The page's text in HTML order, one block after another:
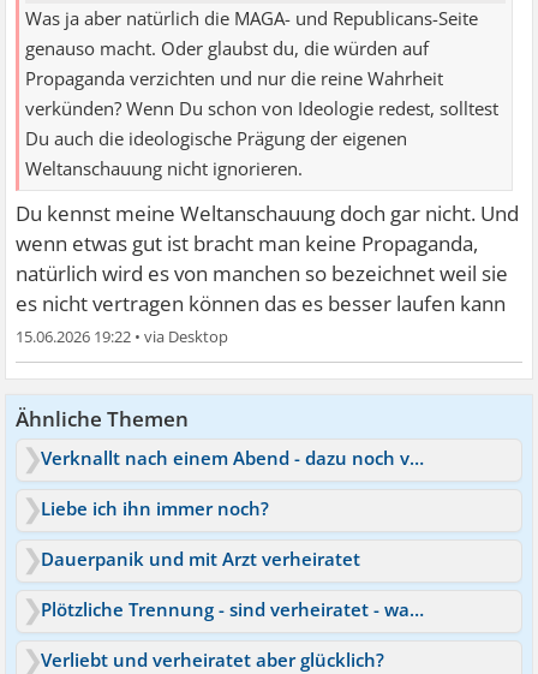
Was ja aber natürlich die MAGA- und Republicans-Seite
genauso macht. Oder glaubst du, die würden auf
Propaganda verzichten und nur die reine Wahrheit
verkünden? Wenn Du schon von Ideologie redest, solltest
Du auch die ideologische Prägung der eigenen
Weltanschauung nicht ignorieren.
Du kennst meine Weltanschauung doch gar nicht. Und
wenn etwas gut ist bracht man keine Propaganda,
natürlich wird es von manchen so bezeichnet weil sie
es nicht vertragen können das es besser laufen kann
15.06.2026 19:22 •
Ähnliche Themen
Verknallt nach einem Abend - dazu noch verheiratet
Liebe ich ihn immer noch?
Dauerpanik und mit Arzt verheiratet
Plötzliche Trennung - sind verheiratet - was tun?
Verliebt und verheiratet aber glücklich?